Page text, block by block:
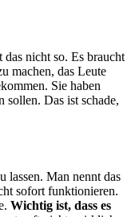
nicht so. Es braucht
machen, das Leute
Sie haben
sollen. Das ist schade,
lassen. Man nennt das
sofort funktionieren.
Wichtig ist, dass es